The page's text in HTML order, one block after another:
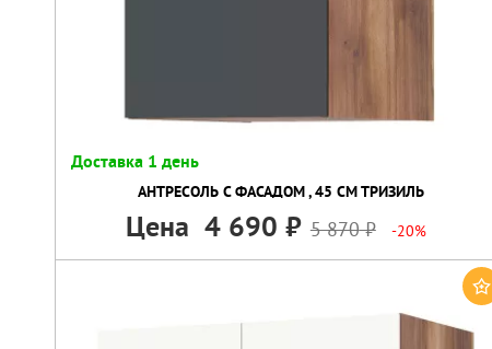
Доставка 1 день
АНТРЕСОЛЬ С ФАСАДОМ , 45 СМ ТРИЗИЛЬ
Цена 4 690 5 870 -20%